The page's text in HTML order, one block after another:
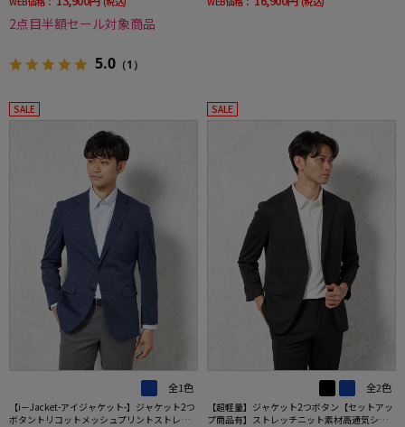
2点目半額セール対象商品
5.0 （1）
SALE
全1色
【i－Jacket-アイジャケット-】ジャケット2つ
ボタントリコットメッシュプリントストレッ
SALE
全2色
【超軽量】ジャケット2つボタン【セットアッ
プ商品有】ストレッチニット素材高通気シャ